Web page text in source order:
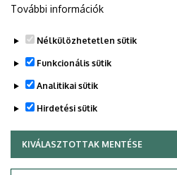
További információk
Nélkülözhetetlen sütik
Funkcionális sütik
Analitikai sütik
Hirdetési sütik
KIVÁLASZTOTTAK MENTÉSE
WITHDRAW CONSENT